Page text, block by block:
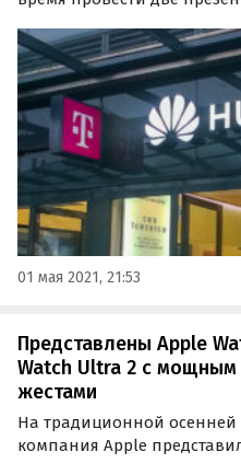
умные часы Watch 3.
запланировано на 19 мая,
года.
01 мая 2021, 21:53
Представлены Apple
Watch Ultra 2 с
жестами
На традиционной осенней
компания Apple